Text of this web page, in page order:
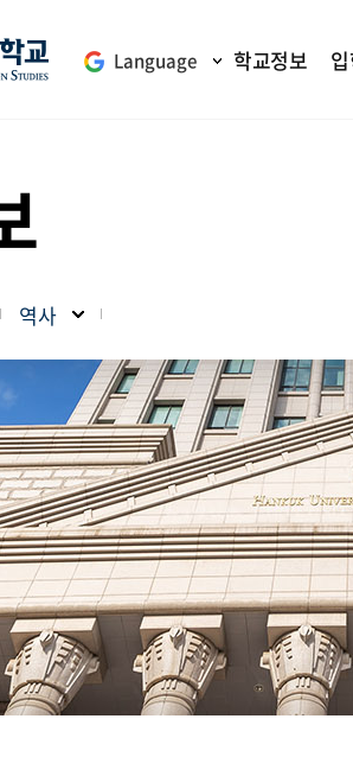
Language 학교정보
역사